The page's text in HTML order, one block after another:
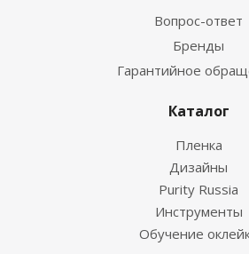
Вопрос-ответ
Бренды
Гарантийное
Каталог
Пленка
Дизайны
Purity Russia
Инструменты
Обучение